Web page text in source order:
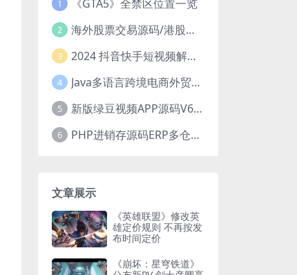
1 《GTA5》全禁区位置一览
2 海外股票交易源码/港股泰股/美股源码/印度股源码/马拉西亚股票源码/国际股票配资
3 2024 抖音快手短视频解析去水印php源码
4 Java多语言跨境电商外贸商城TikToKshop内嵌商城I商家入驻I一键铺
5 新版绿豆视频APP源码V6.6 免授权插件版
6 PHP进销存源码ERP多仓库管理系统 手机版进销存 php网络版进销存小程序
文章展示
《英雄联盟》修改英
雄定价规则 不再按发
布时间定价
《崩坏：星穹铁道》